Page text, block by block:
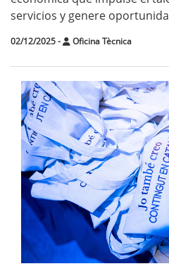
servicios y genere
02/12/2025- Oficina Tècnica